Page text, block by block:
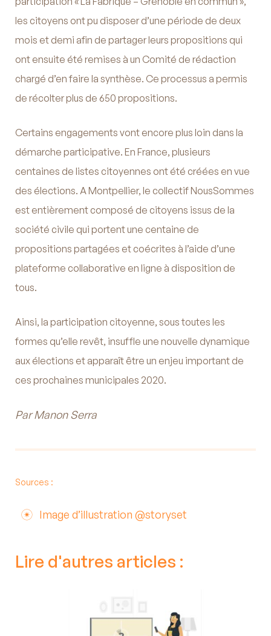
les citoyens ont pu disposer d’une période de deux
mois et demi afin de partager leurs propositions qui
ont ensuite été remises à un Comité de rédaction
chargé d’en faire la synthèse. Ce processus a permis
de récolter plus de 650 propositions.
Certains engagements vont encore plus loin dans la
démarche participative. En France, plusieurs
centaines de listes citoyennes ont été créées en vue
des élections. A Montpellier, le collectif NousSommes
est entièrement composé de citoyens issus de la
société civile qui portent une centaine de
propositions partagées et coécrites à l’aide d’une
plateforme collaborative en ligne à disposition de
tous.
Ainsi, la participation citoyenne, sous toutes les
formes qu’elle revêt, insuffle une nouvelle dynamique
aux élections et apparaît être un enjeu important de
ces prochaines municipales 2020.
Par Manon Serra
Sources :
Image d’illustration @storyset
Lire d'autres articles :